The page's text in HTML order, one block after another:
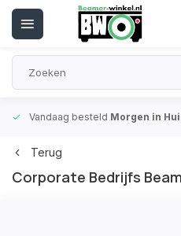
Vandaag besteld Morgen in
Terug
Corporate Bedrijfs